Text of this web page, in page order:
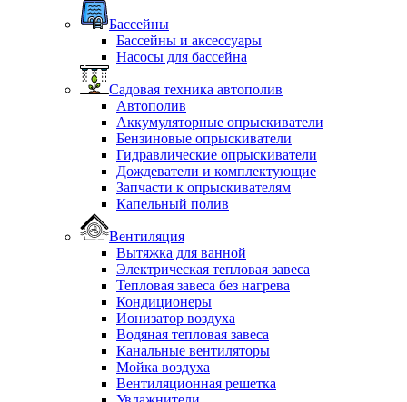
Бассейны
Бассейны и аксессуары
Насосы для бассейна
Садовая техника автополив
Автополив
Аккумуляторные опрыскиватели
Бензиновые опрыскиватели
Гидравлические опрыскиватели
Дождеватели и комплектующие
Запчасти к опрыскивателям
Капельный полив
Вентиляция
Вытяжка для ванной
Электрическая тепловая завеса
Тепловая завеса без нагрева
Кондиционеры
Ионизатор воздуха
Водяная тепловая завеса
Канальные вентиляторы
Мойка воздуха
Вентиляционная решетка